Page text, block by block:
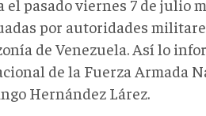
el pasado viernes 7 de julio
por autoridades
de Venezuela. Así lo
de la Fuerza Armada
Hernández Lárez.